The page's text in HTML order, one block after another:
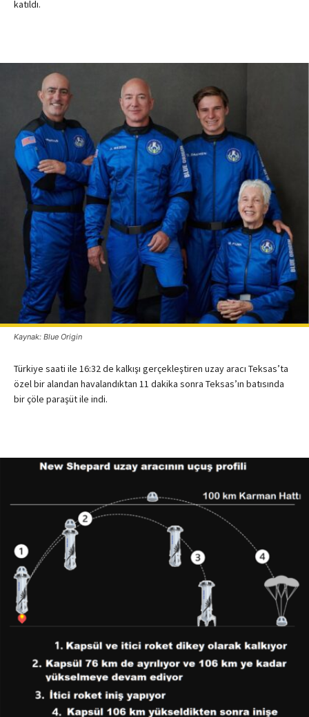
katıldı.
Kaynak: Blue Origin
Türkiye saati ile 16:32 de kalkışı gerçekleştiren uzay aracı Teksas’ta
özel bir alandan havalandıktan 11 dakika sonra Teksas’ın batısında
bir çöle paraşüt ile indi.